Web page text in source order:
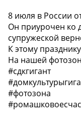
8 июля в России
Он приурочен ко
супружеской
К этому
На нашей
#cдкгигант
#фотозона